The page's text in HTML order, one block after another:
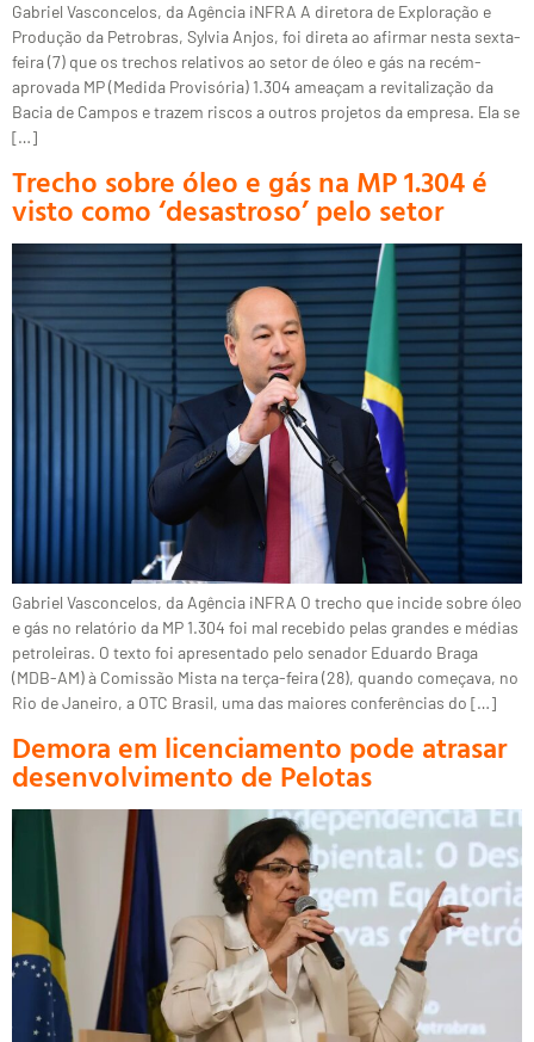
Gabriel Vasconcelos, da Agência iNFRA A diretora de Exploração e
Produção da Petrobras, Sylvia Anjos, foi direta ao afirmar nesta sexta-
feira (7) que os trechos relativos ao setor de óleo e gás na recém-
aprovada MP (Medida Provisória) 1.304 ameaçam a revitalização da
Bacia de Campos e trazem riscos a outros projetos da empresa. Ela se
[…]
Trecho sobre óleo e gás na MP 1.304 é
visto como ‘desastroso’ pelo setor
Gabriel Vasconcelos, da Agência iNFRA O trecho que incide sobre óleo
e gás no relatório da MP 1.304 foi mal recebido pelas grandes e médias
petroleiras. O texto foi apresentado pelo senador Eduardo Braga
(MDB-AM) à Comissão Mista na terça-feira (28), quando começava, no
Rio de Janeiro, a OTC Brasil, uma das maiores conferências do […]
Demora em licenciamento pode atrasar
desenvolvimento de Pelotas